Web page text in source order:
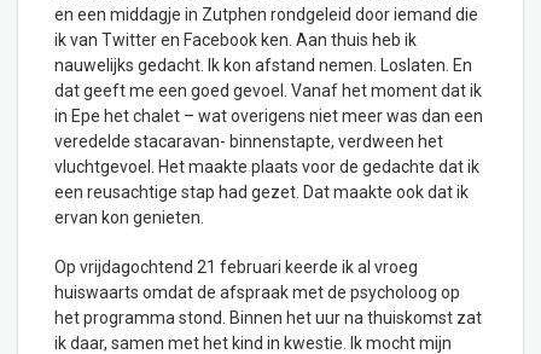
en een middagje in Zutphen rondgeleid door iemand die
ik van Twitter en Facebook ken. Aan thuis heb ik
nauwelijks gedacht. Ik kon afstand nemen. Loslaten. En
dat geeft me een goed gevoel. Vanaf het moment dat ik
in Epe het chalet – wat overigens niet meer was dan een
veredelde stacaravan- binnenstapte, verdween het
vluchtgevoel. Het maakte plaats voor de gedachte dat ik
een reusachtige stap had gezet. Dat maakte ook dat ik
ervan kon genieten.
Op vrijdagochtend 21 februari keerde ik al vroeg
huiswaarts omdat de afspraak met de psycholoog op
het programma stond. Binnen het uur na thuiskomst zat
ik daar, samen met het kind in kwestie. Ik mocht mijn